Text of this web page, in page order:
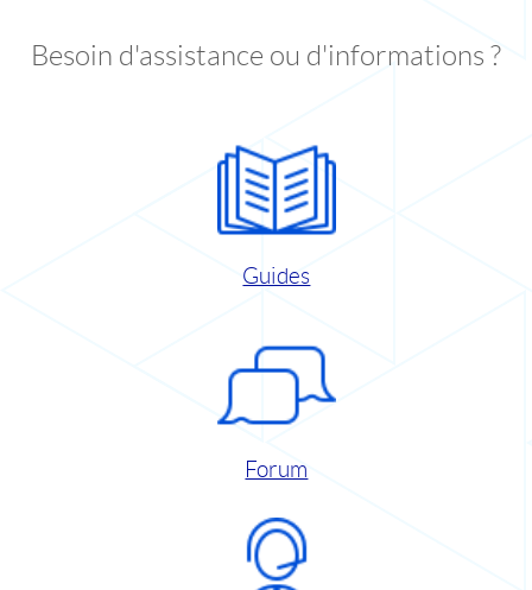
Besoin d'assistance ou d'informations ?
Guides
Forum